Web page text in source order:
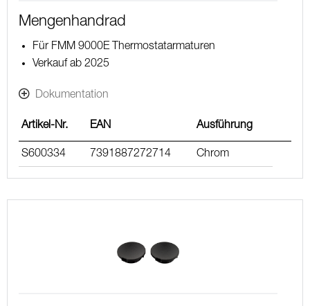
Mengenhandrad
Für FMM 9000E Thermostatarmaturen
Verkauf ab 2025
Dokumentation
Artikel-Nr. EAN Ausführung
S600334 7391887272714 Chrom